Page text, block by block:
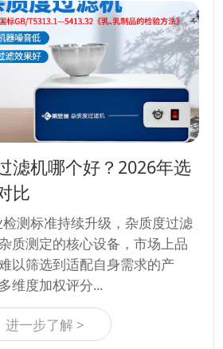
滤机哪个好？2026年选
比
测标准持续升级，杂质度过滤
质测定的核心设备，市场上品
以筛选到适配自身需求的产
维度加权评分...
进一步了解 >